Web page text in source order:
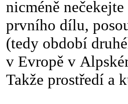
nicméně
prvního dílu,
(tedy období
v Evropě v
Takže prostředí a